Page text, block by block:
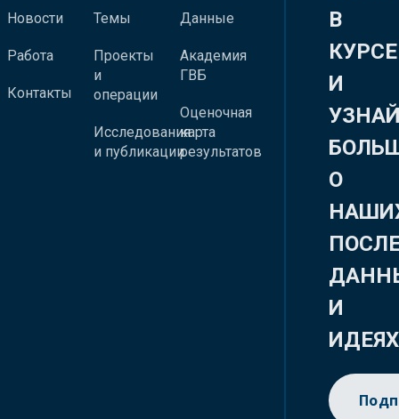
Новости
Работа
Контакты
Темы
Проекты
и
операции
Исследования
и публикации
Данные
Академия
ГВБ
Оценочная
карта
результатов
В
КУРСЕ
И
О
И
ИДЕЯХ